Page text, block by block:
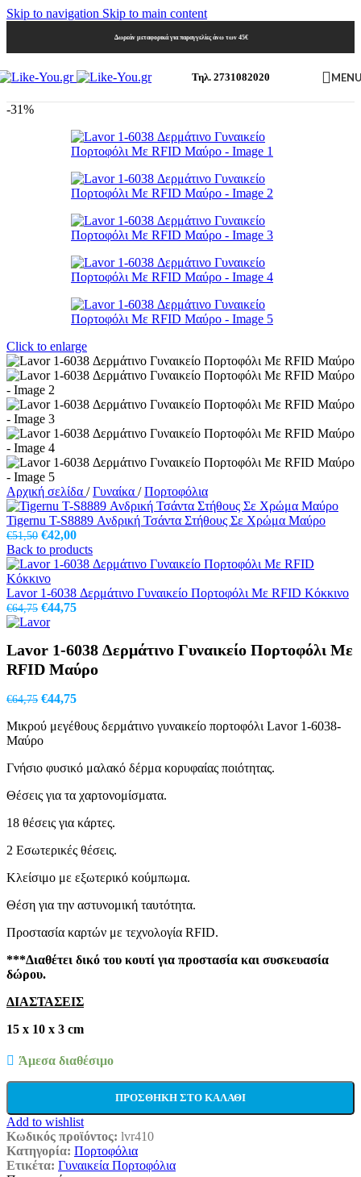
Skip to navigation Skip to main content
Δωρεάν μεταφορικά για παραγγελίες άνω των 45€
Τηλ. 2731082020
-31%
Click to enlarge
Αρχική σελίδα / Γυναίκα / Πορτοφόλια
Tigernu T-S8889 Ανδρική Τσάντα Στήθους Σε Χρώμα Μαύρο
€51,50 Original
price
was:
€51,50.
€42,00Η
τρέχουσα
τιμή
€42,00.
Back to products
Lavor 1-6038 Δερμάτινο Γυναικείο Πορτοφόλι Με RFID Κόκκινο
€64,75 Original
price
€64,75.
€44,75Η
είναι:
€44,75.
Lavor 1-6038 Δερμάτινο Γυναικείο Πορτοφόλι Με
RFID Μαύρο
€64,75 Original
was:
€64,75.
€44,75Η
τιμή
Μικρού μεγέθους δερμάτινο γυναικείο πορτοφόλι Lavor 1-6038-
Μαύρο
Γνήσιο φυσικό μαλακό δέρμα κορυφαίας ποιότητας.
Θέσεις για τα χαρτονομίσματα.
18 θέσεις για κάρτες.
2 Εσωτερικές θέσεις.
Κλείσιμο με εξωτερικό κούμπωμα.
Θέση για την αστυνομική ταυτότητα.
Προστασία καρτών με τεχνολογία RFID.
***Διαθέτει δικό του κουτί για προστασία και συσκευασία
δώρου.
ΔΙΑΣΤΑΣΕΙΣ
15 x 10 x 3 cm
Άμεσα διαθέσιμο
ΠΡΟΣΘΉΚΗ ΣΤΟ ΚΑΛΆΘΙ
Add to wishlist
Κωδικός προϊόντος: lvr410
Κατηγορία: Πορτοφόλια
Ετικέτα: Γυναικεία Πορτοφόλια